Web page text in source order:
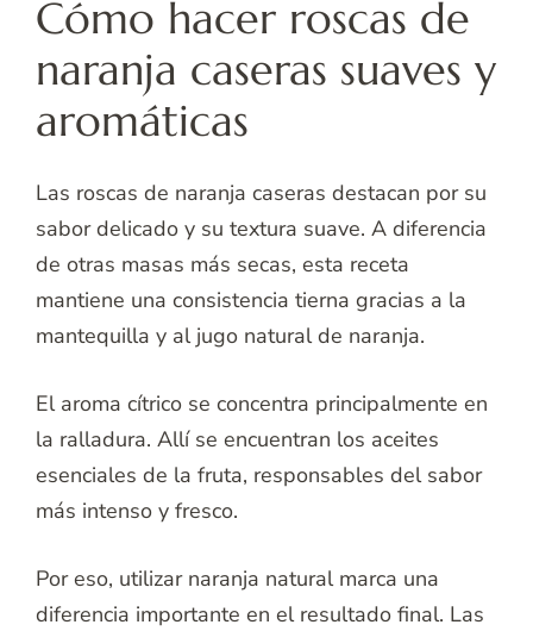
Cómo hacer roscas de
naranja caseras suaves y
aromáticas
Las roscas de naranja caseras destacan por su
sabor delicado y su textura suave. A diferencia
de otras masas más secas, esta receta
mantiene una consistencia tierna gracias a la
mantequilla y al jugo natural de naranja.
El aroma cítrico se concentra principalmente en
la ralladura. Allí se encuentran los aceites
esenciales de la fruta, responsables del sabor
más intenso y fresco.
Por eso, utilizar naranja natural marca una
diferencia importante en el resultado final. Las